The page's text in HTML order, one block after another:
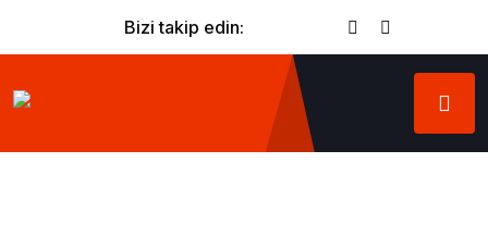
Bizi takip edin: